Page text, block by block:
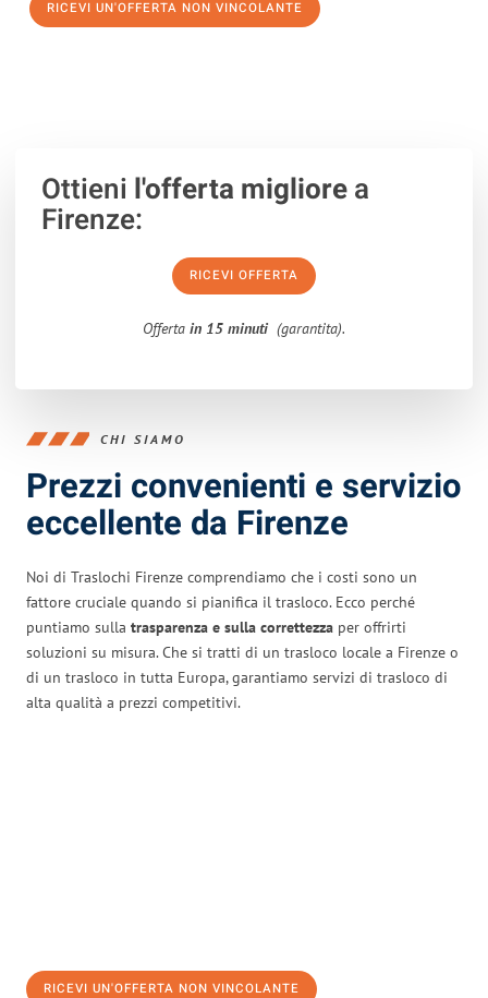
RICEVI UN'OFFERTA NON VINCOLANTE
Ottieni l'offerta migliorea
Firenze:
RICEVI OFFERTA
Offerta in 15 minuti (garantita).
CHI SIAMO
Prezzi convenienti e servizio
eccellente da Firenze
Noi di Traslochi Firenze comprendiamo che i costi sono un
fattore cruciale quando si pianifica il trasloco. Ecco perché
puntiamo sulla trasparenza e sulla correttezza per offrirti
soluzioni su misura. Che si tratti di un trasloco locale a Firenze o
di un trasloco in tutta Europa, garantiamo servizi di trasloco di
alta qualità a prezzi competitivi.
RICEVI UN'OFFERTA NON VINCOLANTE